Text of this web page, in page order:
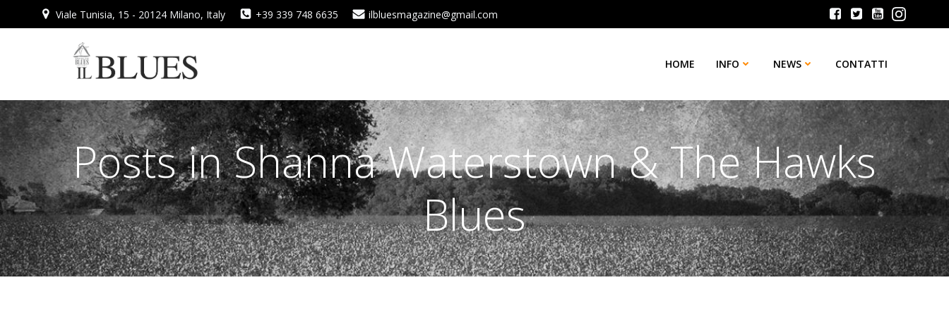
al
Viale Tunisia, 15 - 20124 Milano, Italy +39 339 748 6635 ilbluesmagazine@gmail.com
HOME INFO NEWS CONTATTI
Posts in Shanna Waterstown & The Hawks
Blues